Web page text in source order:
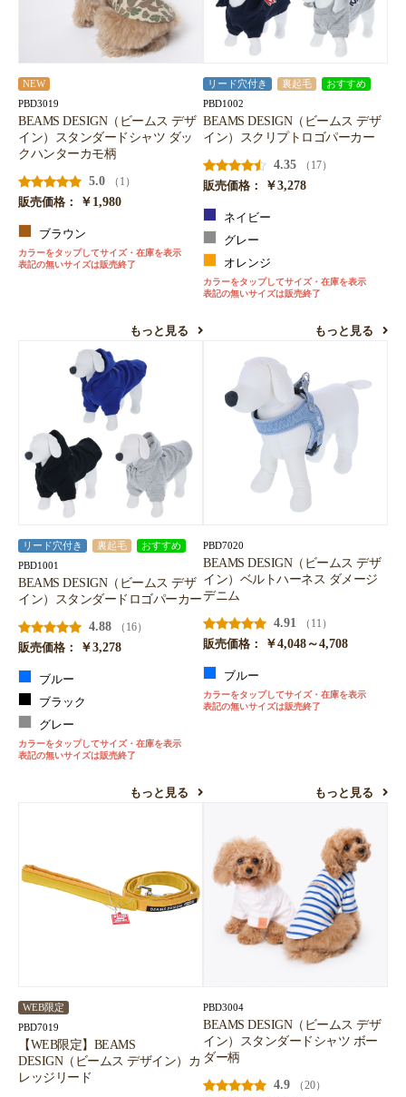
NEW
PBD3019
BEAMS DESIGN（ビームス デザ
イン）スタンダードシャツ ダッ
クハンターカモ柄
5.0
（1）
販売価格：
￥1,980
ブラウン
カラーをタップしてサイズ・在庫を表示
表記の無いサイズは販売終了
もっと見る
リード穴付き 裏起毛 おすすめ
PBD1002
BEAMS DESIGN（ビームス デザ
イン）スクリプトロゴパーカー
4.35
（17）
販売価格：
￥3,278
ネイビー
グレー
オレンジ
カラーをタップしてサイズ・在庫を表示
表記の無いサイズは販売終了
もっと見る
リード穴付き 裏起毛 おすすめ
PBD1001
BEAMS DESIGN（ビームス デザ
イン）スタンダードロゴパーカー
4.88
（16）
販売価格：
￥3,278
ブルー
ブラック
グレー
カラーをタップしてサイズ・在庫を表示
表記の無いサイズは販売終了
もっと見る
PBD7020
BEAMS DESIGN（ビームス デザ
イン）ベルトハーネス ダメージ
デニム
4.91
（11）
販売価格：
￥4,048～4,708
ブルー
カラーをタップしてサイズ・在庫を表示
表記の無いサイズは販売終了
もっと見る
WEB限定
PBD7019
【WEB限定】BEAMS
DESIGN（ビームス デザイン）カ
レッジリード
PBD3004
BEAMS DESIGN（ビームス デザ
イン）スタンダードシャツ ボー
ダー柄
4.9
（20）